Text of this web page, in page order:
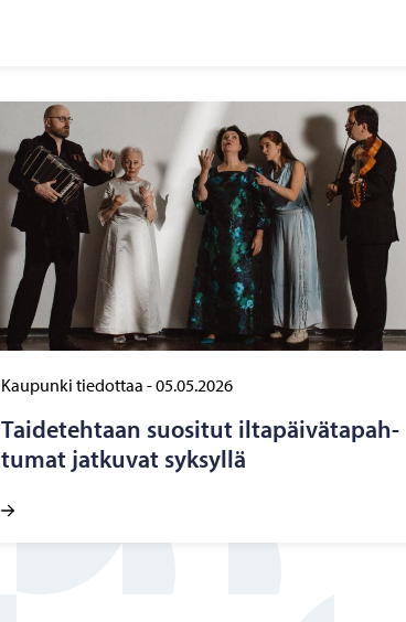
Kaupunki tiedottaa -05.05.2026
Tai­de­teh­taan suo­si­tut il­ta­päi­vä­ta­pah­
tu­mat jat­ku­vat syk­syl­lä